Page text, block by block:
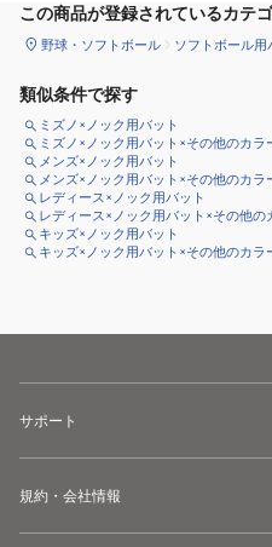
この商品が登録されているカテ
野球・ソフトボール ソフトボール用
類似条件で探す
ミズノ×ノック用バット
ミズノ×ノック用バット×その他のカラ
メンズ×ノック用バット
メンズ×ノック用バット×その他のカラ
レディース×ノック用バット
レディース×ノック用バット×その他の
キッズ×ノック用バット
キッズ×ノック用バット×その他のカラ
サポート
規約・会社情報